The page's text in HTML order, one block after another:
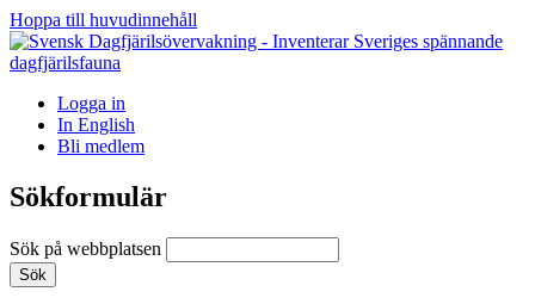
Hoppa till huvudinnehåll
Logga in
In English
Bli medlem
Sökformulär
Sök på webbplatsen